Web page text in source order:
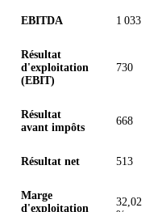
EBITDA 1 033
Résultat
d'exploitation
(EBIT)
730
Résultat
avant impôts
668
Résultat net 513
Marge
d'exploitation
32,02